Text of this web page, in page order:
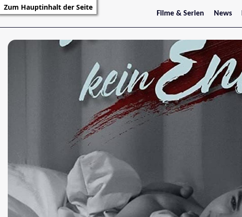
Zum Hauptinhalt der Seite
Filme & Serien
Trailer
Filmarchiv
Serienarchiv
News
Stars